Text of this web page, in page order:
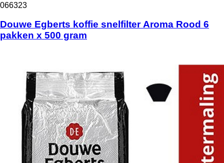
066323
Douwe Egberts koffie snelfilter Aroma Rood 6
pakken x 500 gram